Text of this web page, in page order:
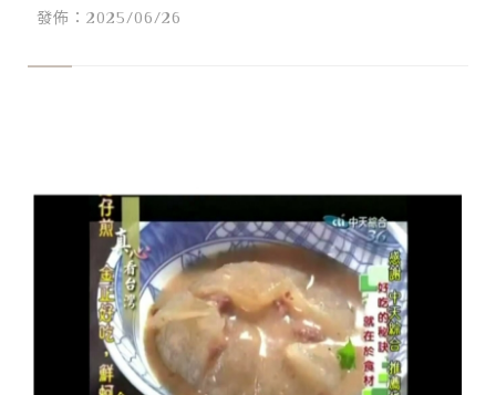
客之老外看台灣報導
發佈：2025/06/26